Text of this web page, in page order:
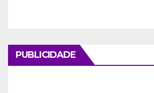
PUBLICIDADE